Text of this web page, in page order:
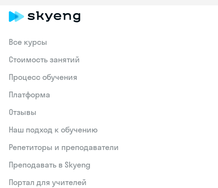
Все курсы
Стоимость занятий
Процесс обучения
Платформа
Отзывы
Наш подход к обучению
Репетиторы и преподаватели
Преподавать в Skyeng
Портал для учителей